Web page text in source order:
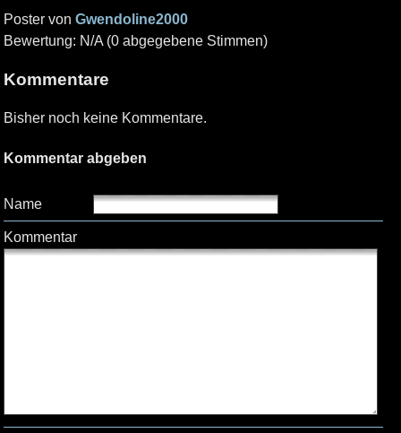
Poster von Gwendoline2000
Bewertung: N/A (0 abgegebene Stimmen)
Kommentare
Bisher noch keine Kommentare.
Kommentar abgeben
Name
Kommentar